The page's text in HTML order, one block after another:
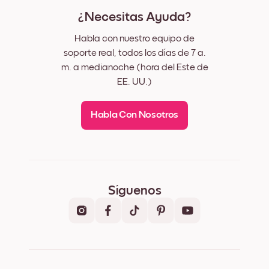
¿Necesitas Ayuda?
Habla con nuestro equipo de
soporte real, todos los días de 7 a.
m. a medianoche (hora del Este de
EE. UU.)
Habla Con Nosotros
Síguenos